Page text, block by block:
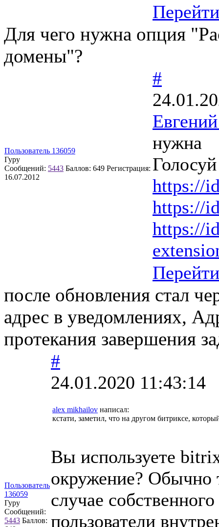
Перейти
Для чего нужна опция
домены"?
Пользователь 136059
Гуру
Сообщений: 5443 Баллов: 649 Регистрация:
16.07.2012
#
нужна
https://
https://
https://
Перейти
после обновления стал
адрес в уведомлениях,
протекания завершения
Пользователь
136059
Гуру
Сообщений:
5443 Баллов:
#
24.01.2020 11:43:14
alex mikhailov написал:
кстати, заметил, что на другом битриксе,
Вы используете
окружение? Обычно
случае
пользователи